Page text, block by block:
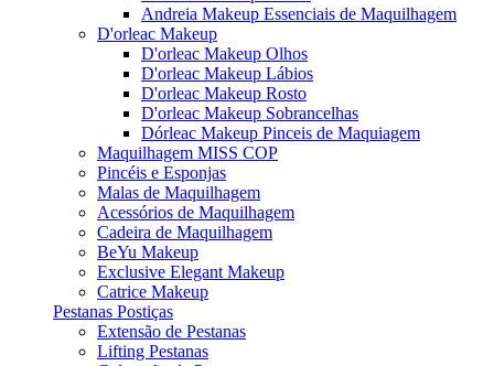
Andreia Makeup Essenciais de Maquilhagem
D'orleac Makeup
D'orleac Makeup Olhos
D'orleac Makeup Lábios
D'orleac Makeup Rosto
D'orleac Makeup Sobrancelhas
Dórleac Makeup Pinceis de Maquiagem
Maquilhagem MISS COP
Pincéis e Esponjas
Malas de Maquilhagem
Acessórios de Maquilhagem
Cadeira de Maquilhagem
BeYu Makeup
Exclusive Elegant Makeup
Catrice Makeup
Pestanas Postiças
Extensão de Pestanas
Lifting Pestanas